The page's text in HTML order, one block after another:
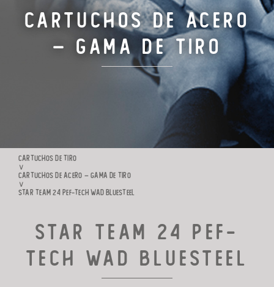
CARTUCHOS DE TIRO
FABRICACIÓN
Cartuchos de Acero
– Gama de Tiro
CARTUCHOS DE TIRO
∨
CARTUCHOS DE ACERO – GAMA DE TIRO
∨
STAR TEAM 24 PEF-TECH WAD BLUESTEEL
Star Team 24 Pef-
Tech Wad BlueSteel